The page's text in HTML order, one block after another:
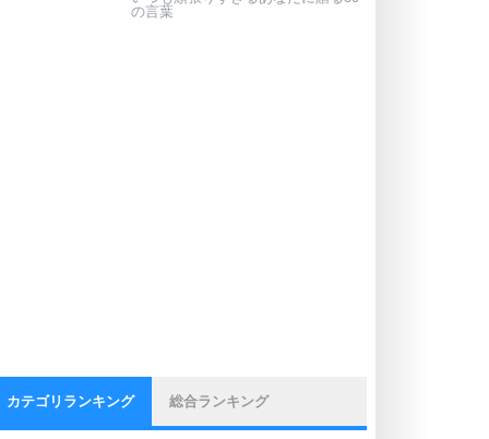
の言葉
カテゴリランキング 総合ランキング